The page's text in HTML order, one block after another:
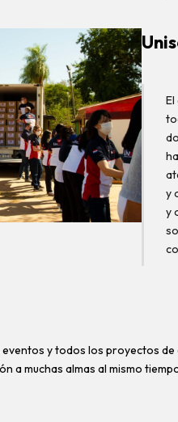
y
y
y todos los proyectos
a muchas almas al mismo